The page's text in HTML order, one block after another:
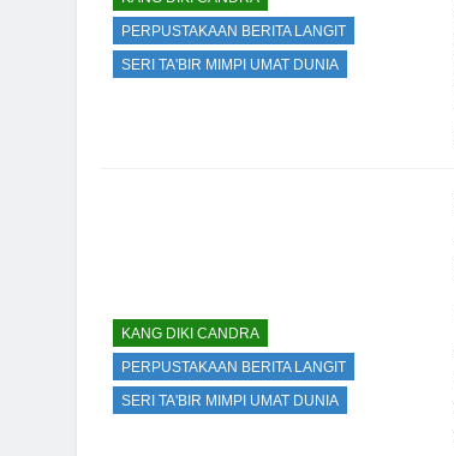
PERPUSTAKAAN BERITA LANGIT
SERI TA'BIR MIMPI UMAT DUNIA
KANG DIKI CANDRA
PERPUSTAKAAN BERITA LANGIT
SERI TA'BIR MIMPI UMAT DUNIA